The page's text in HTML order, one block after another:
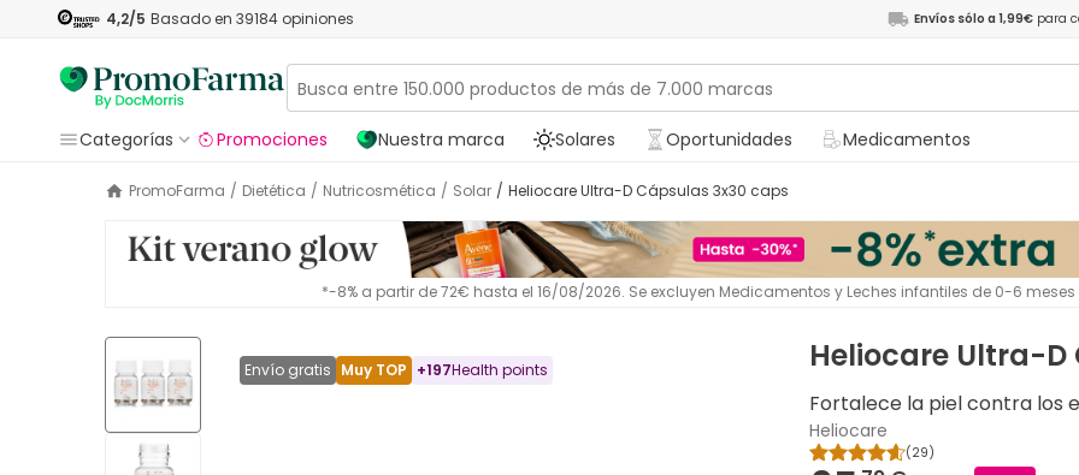
4,2/5 Basado en 39184 opiniones Envíos sólo a 1,99€ para
Categorías
Promociones Nuestra marca Solares Oportunidades Medicamentos
PromoFarma / Dietética / Nutricosmética / Solar / Heliocare Ultra-D Cápsulas 3x30 caps
*-8% a partir de 72€ hasta el 16/08/2026. Se excluyen Medicamentos y Leches infantiles de 0-6
Envío gratis Muy TOP +197Health points Heliocare Ultra-D
Fortalece la piel contra los
Heliocare
(29)